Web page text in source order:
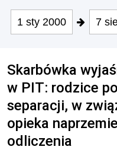
1 sty 2000 7
Skarbówka
w PIT: rodzice
separacji, w
opieka
odliczenia